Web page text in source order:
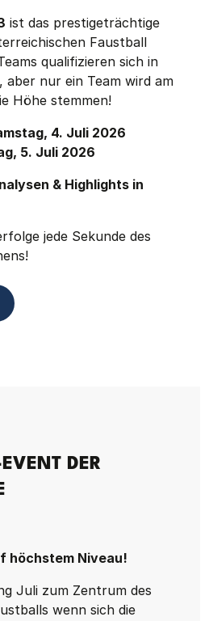
ist das prestigeträchtige
Faustball
qualifizieren sich in
aber nur ein Team wird am
Höhe stemmen!
4. Juli 2026
5. Juli 2026
& Highlights in
jede Sekunde des
DER
höchstem Niveau!
Juli zum Zentrum des
wenn sich die